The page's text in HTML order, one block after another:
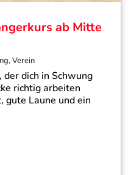
ab Mitte
,Verein
dich in Schwung
richtig arbeiten
gute Laune und ein